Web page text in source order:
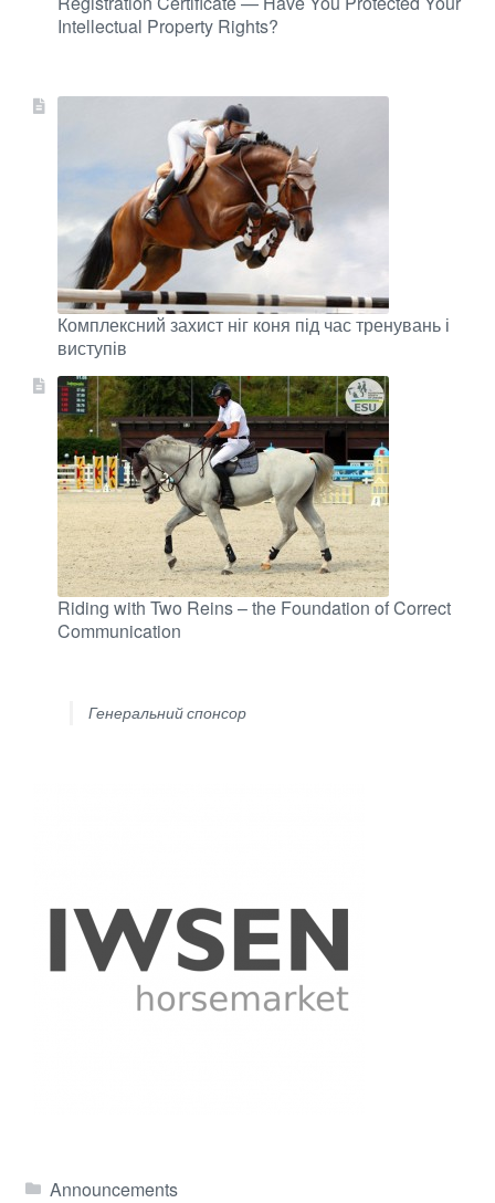
Intellectual Property Rights?
Комплексний захист ніг коня під час тренувань і
виступів
Riding with Two Reins – the Foundation of Correct
Communication
Генеральний спонсор
Announcements